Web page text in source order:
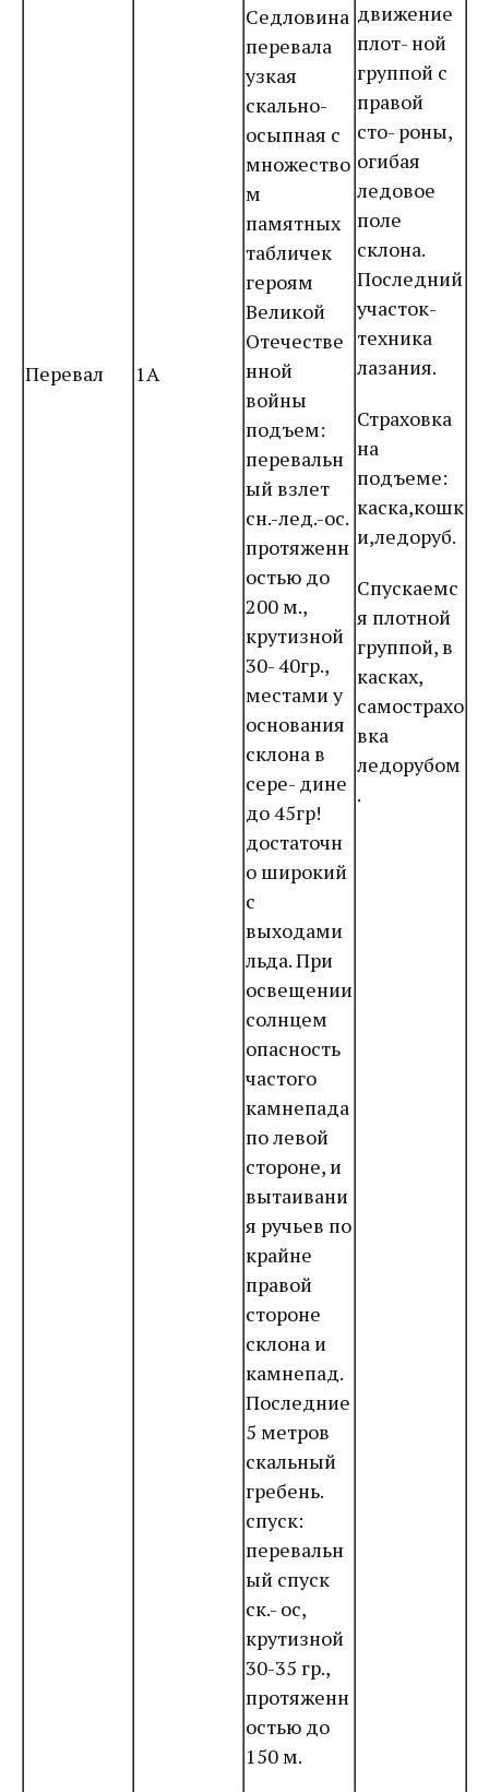
Перевал 1А
Седловина
перевала
узкая
скально-
осыпная с
множество
м
памятных
табличек
героям
Великой
Отечестве
нной
войны
подъем:
перевальн
ый взлет
сн.-лед.-ос.
протяженн
остью до
200 м.,
крутизной
30- 40гр.,
местами у
основания
склона в
сере- дине
до 45гр!
достаточн
о широкий
с
выходами
льда. При
освещении
солнцем
опасность
частого
камнепада
по левой
стороне, и
вытаивани
я ручьев по
крайне
правой
стороне
склона и
камнепад.
Последние
5 метров
скальный
гребень.
спуск:
перевальн
ый спуск
ск.- ос,
крутизной
30-35 гр.,
протяженн
остью до
150 м.
движение
плот- ной
группой с
правой
сто- роны,
огибая
ледовое
поле
склона.
Последний
участок-
техника
лазания.
Страховка
на
подъеме:
каска,кошк
и,ледоруб.
Спускаемс
я плотной
группой, в
касках,
самострахо
вка
ледорубом
.